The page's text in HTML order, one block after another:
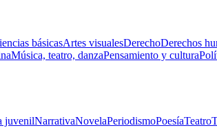
básicasArtes visualesDerechoDerechos
Música, teatro, danzaPensamiento y cultura
juvenilNarrativaNovelaPeriodismoPoesíaTeatro